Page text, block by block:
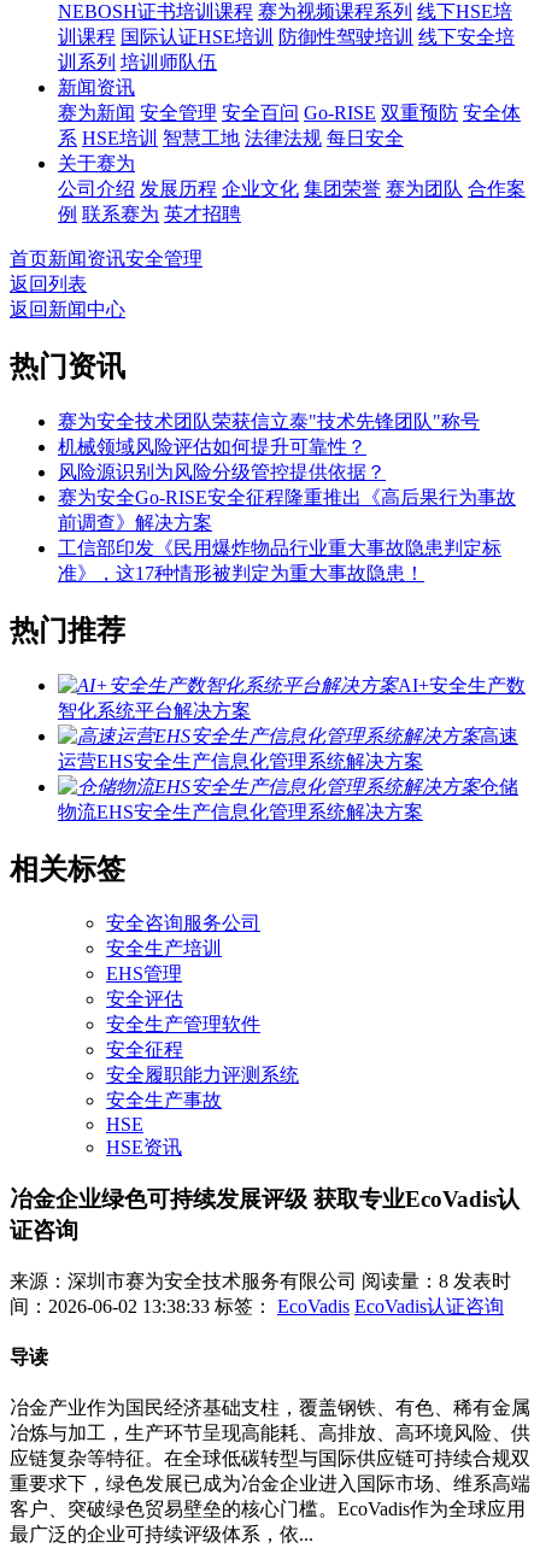
NEBOSH证书培训课程 赛为视频课程系列 线下HSE培
训课程 国际认证HSE培训 防御性驾驶培训 线下安全培
训系列 培训师队伍
新闻资讯
赛为新闻 安全管理 安全百问 Go-RISE 双重预防 安全体
系 HSE培训 智慧工地 法律法规 每日安全
关于赛为
公司介绍 发展历程 企业文化 集团荣誉 赛为团队 合作案
例 联系赛为 英才招聘
首页新闻资讯安全管理
返回列表
返回新闻中心
热门资讯
赛为安全技术团队荣获信立泰"技术先锋团队"称号
机械领域风险评估如何提升可靠性？
风险源识别为风险分级管控提供依据？
赛为安全Go-RISE安全征程隆重推出《高后果行为事故
前调查》解决方案
工信部印发《民用爆炸物品行业重大事故隐患判定标
准》，这17种情形被判定为重大事故隐患！
热门推荐
AI+安全生产数
智化系统平台解决方案
高速
运营EHS安全生产信息化管理系统解决方案
仓储
物流EHS安全生产信息化管理系统解决方案
相关标签
安全咨询服务公司
安全生产培训
EHS管理
安全评估
安全生产管理软件
安全征程
安全履职能力评测系统
安全生产事故
HSE
HSE资讯
冶金企业绿色可持续发展评级 获取专业EcoVadis认
证咨询
来源：深圳市赛为安全技术服务有限公司 阅读量：8 发表时
间：2026-06-02 13:38:33 标签： EcoVadis EcoVadis认证咨询
导读
冶金产业作为国民经济基础支柱，覆盖钢铁、有色、稀有金属
冶炼与加工，生产环节呈现高能耗、高排放、高环境风险、供
应链复杂等特征。在全球低碳转型与国际供应链可持续合规双
重要求下，绿色发展已成为冶金企业进入国际市场、维系高端
客户、突破绿色贸易壁垒的核心门槛。EcoVadis作为全球应用
最广泛的企业可持续评级体系，依...